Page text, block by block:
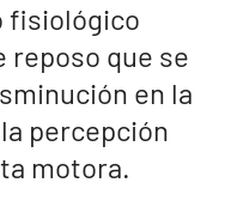
fisiológico
reposo que se
en la
percepción
motora.